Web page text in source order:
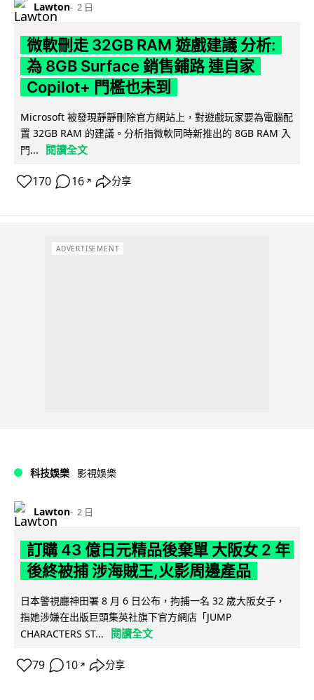
Lawton 2 日
微軟刪走 32GB RAM 遊戲建議 分析:
為 8GB Surface 銷售鋪路 連自家
Copilot+ 門檻也未到
Microsoft 被發現靜靜刪除官方網站上，對遊戲玩家要為電腦配
置 32GB RAM 的建議。分析指微軟同時新推出的 8GB RAM 入
門...
閱讀全文
170 16 ↗ 分享
ADVERTISEMENT
科技娛樂 影視娛樂
Lawton 2 日
訂購 43 億日元精品後棄單 大阪女 2 年
後終被捕 涉海賊王,火影周邊產品
日本警視廳神田署 8 月 6 日公布，拘捕一名 32 歲大阪女子，
指她涉嫌在出版巨頭集英社旗下官方網店「JUMP
CHARACTERS ST...
閱讀全文
79 10 ↗ 分享